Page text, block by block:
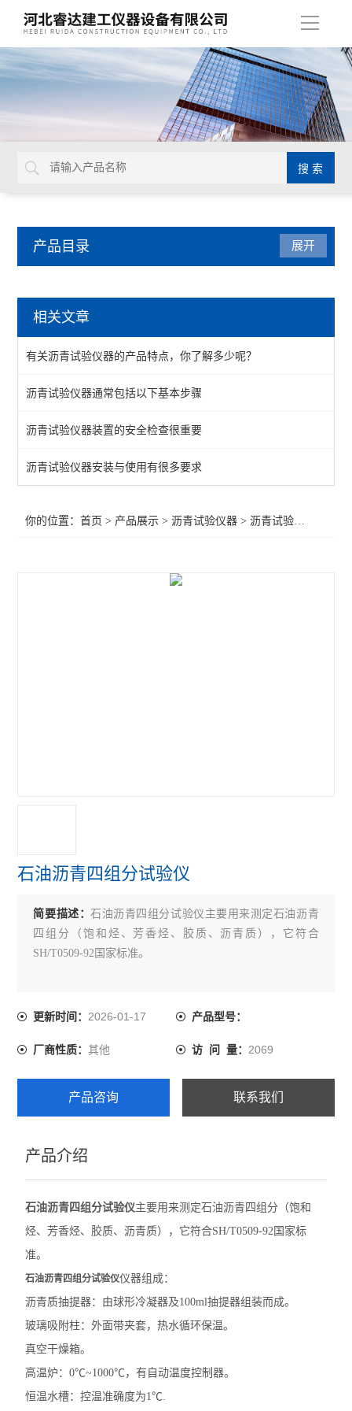
导
产品目录
数字式旋转粘度计
路面橡胶沥青灌封胶拉伸试验仪
沥青压力老化系统
自动沥青溶解度测定仪
沥青路面检测仪器
乳化沥青稀浆封层试验仪
沥青溢流水箱
沥青混合料路面构造深度仪
沥青混合料动态疲劳试验机
电动砂当量试验仪
乳化沥青稠度试验仪
细集料测定仪
层间粘结直剪试验仪
层间粘结专用拉拔仪
层间粘结扭剪试验仪
沥青旋转压实仪
乳化沥青湿轮磨耗试验仪
布氏旋转粘度计
展开
相关文章
有关沥青试验仪器的产品特点，你了解多少呢？
沥青试验仪器通常包括以下基本步骤
沥青试验仪器装置的安全检查很重要
沥青试验仪器安装与使用有很多要求
你的位置：首页 > 产品展示 >沥青试验仪器 >沥青试验仪器
石油沥青四组分试验仪
简要描述：石油沥青四组分试验仪主要用来测定石油沥青
四组分（饱和烃、芳香烃、胶质、沥青质），它符合
SH/T0509-92国家标准。
更新时间：2026-01-17 产品型号：
厂商性质：其他 访 问 量： 2069
产品咨询 联系我们
产品介绍
石油沥青四组分试验仪主要用来测定石油沥青四组分（饱和
烃、芳香烃、胶质、沥青质），它符合SH/T0509-92国家标
准。
石油沥青四组分试验仪仪器组成：
沥青质抽提器：由球形冷凝器及100ml抽提器组装而成。
玻璃吸附柱：外面带夹套，热水循环保温。
真空干燥箱。
高温炉：0℃~1000℃，有自动温度控制器。
恒温水槽：控温准确度为1℃.